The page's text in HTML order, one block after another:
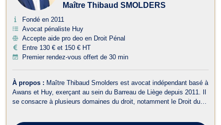
Maître Thibaud SMOLDERS
Fondé en 2011
Avocat pénaliste Huy
Accepte aide pro deo en Droit Pénal
Entre 130 € et 150 € HT
Premier rendez-vous offert de 30 min
À propos : Maître Thibaud Smolders est avocat indépendant basé à
Awans et Huy, exerçant au sein du Barreau de Liège depuis 2011. Il
se consacre à plusieurs domaines du droit, notamment le Droit du